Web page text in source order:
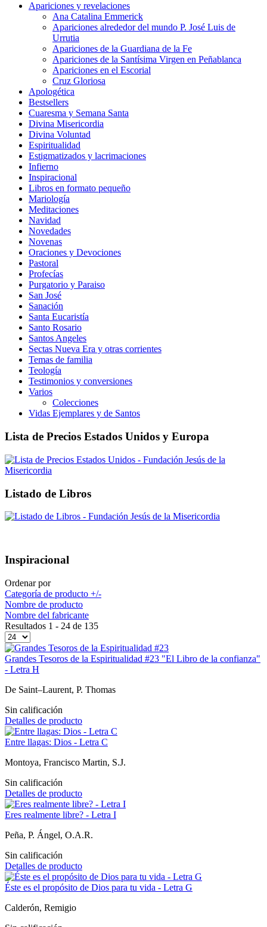
Apariciones y revelaciones
Ana Catalina Emmerick
Apariciones alrededor del mundo P. José Luis de
Urrutia
Apariciones de la Guardiana de la Fe
Apariciones de la Santísima Virgen en Peñablanca
Apariciones en el Escorial
Cruz Gloriosa
Apologética
Bestsellers
Cuaresma y Semana Santa
Divina Misericordia
Divina Voluntad
Espiritualidad
Estigmatizados y lacrimaciones
Infierno
Inspiracional
Libros en formato pequeño
Mariología
Meditaciones
Navidad
Novedades
Novenas
Oraciones y Devociones
Pastoral
Profecías
Purgatorio y Paraiso
San José
Sanación
Santa Eucaristía
Santo Rosario
Santos Angeles
Sectas Nueva Era y otras corrientes
Temas de familia
Teología
Testimonios y conversiones
Varios
Colecciones
Vidas Ejemplares y de Santos
Lista de Precios Estados Unidos y Europa
Listado de Libros
Inspiracional
Ordenar por
Categoría de producto +/-
Nombre de producto
Nombre del fabricante
Resultados 1 - 24 de 135
Grandes Tesoros de la Espiritualidad #23 "El Libro de la confianza"
- Letra H
De Saint–Laurent, P. Thomas
Sin calificación
Detalles de producto
Entre llagas: Dios - Letra C
Montoya, Francisco Martin, S.J.
Sin calificación
Detalles de producto
Eres realmente libre? - Letra I
Peña, P. Ángel, O.A.R.
Sin calificación
Detalles de producto
Éste es el propósito de Dios para tu vida - Letra G
Calderón, Remigio